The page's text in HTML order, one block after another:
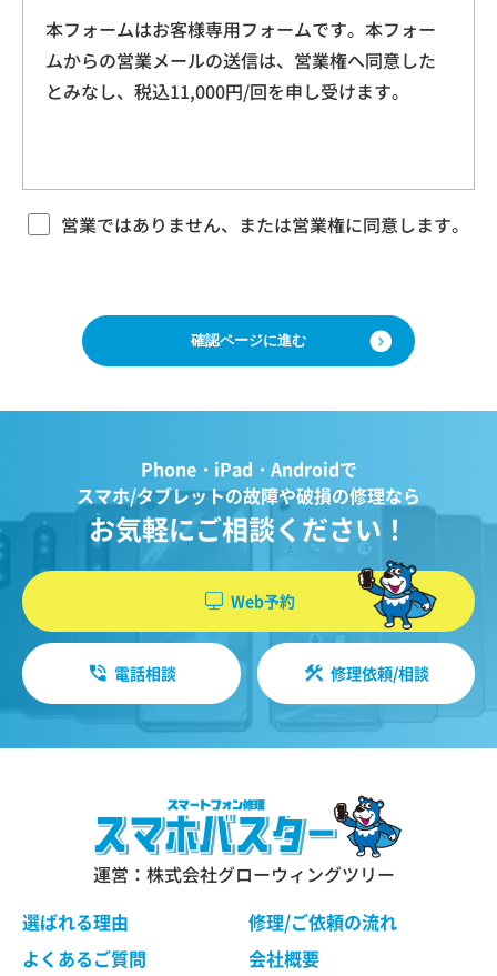
ド、ご利用日時、ご利用の方法、ご利用環境、
郵便番号や性別、職業、年齢、ユーザーのIPア
ドレス、クッキー情報、位置情報、端末の個体
識別情報などを指します。
当社は、ユーザーが利用する際に氏名、生年月
号などの個人情報をお尋ねすることがありま
す。また、ユーザーと提携先などとの間でなさ
済に関する情報を当社の提携先（情報提供元、
携先｣といいます。）などから収集することがあ
ります。
当社は、ユーザーについて、利用したサービス
やソフトウエア、購入した商品、閲覧したペー
ジや広告の履歴、検索した検索キーワード、利
用日時、利用方法、利用環境（携帯端末を通じ
てご利用の場合の当該端末の通信状態、利用に
際しての各種設定情報なども含みます）、IPア
ドレス、クッキー情報、位置情報、端末の個体
識別情報などの履歴情報および特性情報を、ユ
はページを閲覧する際に収集します。
第３条（個人情報を収集・利用する目的）
当社が個人情報を収集・利用する目的は、以下の
とおりです。
第２条 契約の成立
本規約に基づく本サービスに関する契約は、お客
様が修理をご希望になる携帯電話（以下「修理依
て必要事項および本サービス提供の可否等を確認
の後、当社がお客様のご依頼を承諾することをも
サービスを提供できない場合があり、当社の任意
の判断でご依頼をお断りする場合がございますの
当社は、お客様の携帯電話が故障した場合、その
機能・性能を修復・維持することを目的として、
本サービスを提供致します。お客様の利用目的や
機能・性能に関する特別のご要望等に合致する状
態にすることをお約束するものではありません。
修理依頼品の点検作業の結果、その状態・状況に
よっては修理等の処理ができない場合があります
ので、ご了承ください。 当社は、お客様の修理依
頼品の状態、故障部分あるいは当社の事情によ
り、修理による対応が不可能、困難または合理的
の製品・異機種を含みます）（以下「交換品」と
言います）と修理依頼品との交換をもって、本サ
ービスの提供とさせていただく場合がございま
す。交換品との交換にご同意いただけない場合
として取り扱わせていただきます。
本フォームはお客様専用フォームです。本フォー
ムからの営業メールの送信は、営業権へ同意した
とみなし、税込11,000円/回を申し受けます。
営業ではありません、または営業権に同意します。
Phone・iPad・Androidで
スマホ/タブレットの故障や破損の修理なら
お気軽にご相談ください！
Web予約
電話相談 修理依頼/相談
運営：株式会社グローウィングツリー
選ばれる理由
修理/ご依頼の流れ
よくあるご質問
会社概要